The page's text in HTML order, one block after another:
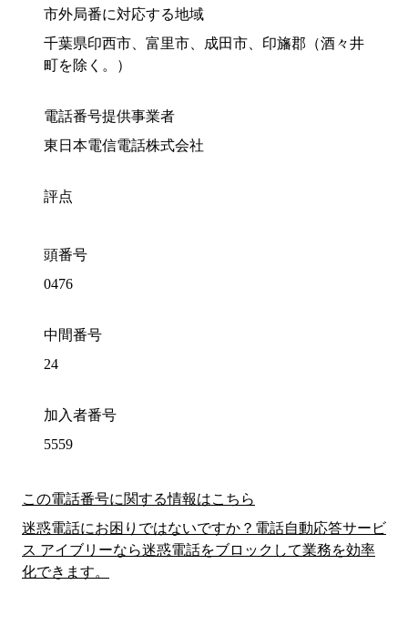
市外局番に対応する地域
千葉県印西市、富里市、成田市、印旛郡（酒々井
町を除く。）
電話番号提供事業者
東日本電信電話株式会社
評点
頭番号
0476
中間番号
24
加入者番号
5559
この電話番号に関する情報はこちら
迷惑電話にお困りではないですか？電話自動応答サービ
ス アイブリーなら迷惑電話をブロックして業務を効率
化できます。